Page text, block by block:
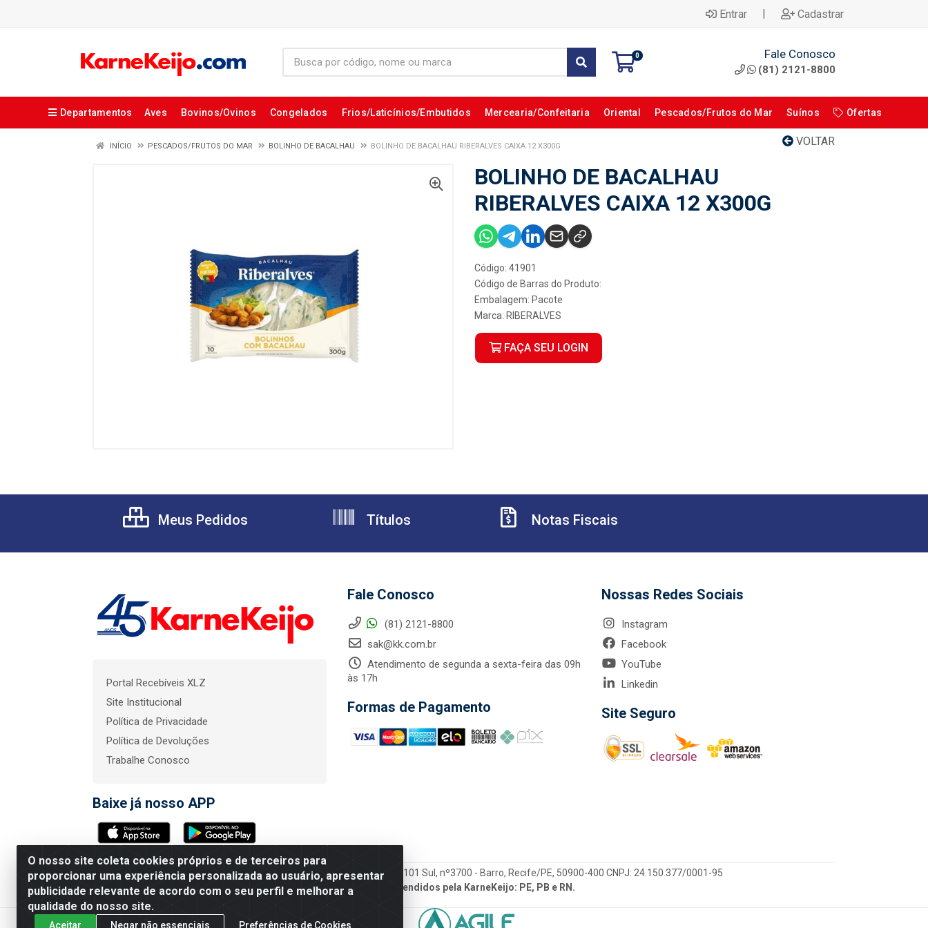
Entrar | Cadastrar
0 Fale Conosco
(81) 2121-8800
Departamentos Aves Bovinos/Ovinos Congelados Frios/Laticínios/Embutidos Mercearia/Confeitaria Oriental Pescados/Frutos do Mar Suínos Ofertas
VOLTAR
INÍCIO PESCADOS/FRUTOS DO MAR BOLINHO DE BACALHAU BOLINHO DE BACALHAU RIBERALVES CAIXA 12 X300G
BOLINHO DE BACALHAU
RIBERALVES CAIXA 12 X300G
Código: 41901
Código de Barras do Produto:
Embalagem: Pacote
Marca: RIBERALVES
FAÇA SEU LOGIN
O nosso site coleta cookies próprios e de terceiros para
proporcionar uma experiência personalizada ao usuário, apresentar
publicidade relevante de acordo com o seu perfil e melhorar a
qualidade do nosso site.
Aceitar Negar não essenciais Preferências de Cookies
Meus Pedidos Títulos Notas Fiscais
Portal Recebíveis XLZ
Site Institucional
Política de Privacidade
Política de Devoluções
Trabalhe Conosco
Baixe já nosso APP
Fale Conosco
(81) 2121-8800
sak@kk.com.br
Atendimento de segunda a sexta-feira das 09h
às 17h
Formas de Pagamento
Nossas Redes Sociais
Instagram
Facebook
YouTube
Linkedin
Site Seguro
KarneKeijo Logistica Integrada LTDA - Rod. Br-101 Sul, nº3700 - Barro, Recife/PE, 50900-400 CNPJ: 24.150.377/0001-95
Estados atendidos pela KarneKeijo: PE, PB e RN.